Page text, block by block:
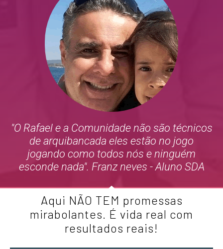
"O Rafael e a Comunidade não são técnicos
de arquibancada eles estão no jogo
jogando como todos nós e ninguém
esconde nada". Franz neves - Aluno SDA
Aqui NÃO TEM promessas
mirabolantes. É vida real com
resultados reais!